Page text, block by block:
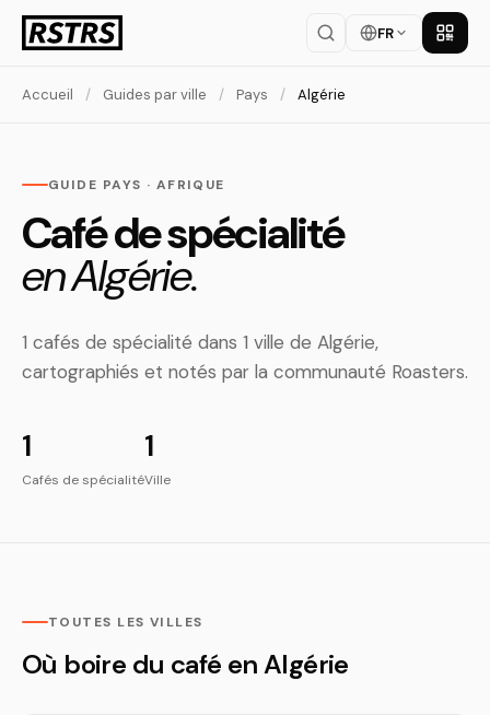
FR
Accueil / Guides par ville / Pays / Algérie
GUIDE PAYS · AFRIQUE
Café de spécialité
en Algérie.
1 cafés de spécialité dans 1 ville de Algérie,
cartographiés et notés par la communauté Roasters.
1
Cafés de spécialité
1
Ville
TOUTES LES VILLES
Où boire du café en Algérie